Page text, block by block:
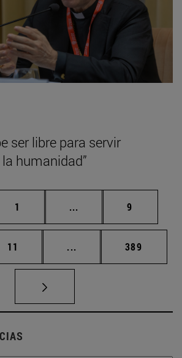
ser libre para servir
humanidad”
Página
1 ... Páginas intermedias
Página
9
Página
11 ... Páginas intermedias
Página
389